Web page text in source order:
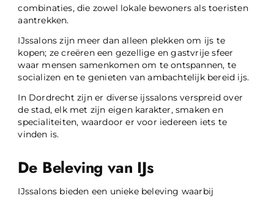
combinaties, die zowel lokale bewoners als toeristen
aantrekken.
IJssalons zijn meer dan alleen plekken om ijs te
kopen; ze creëren een gezellige en gastvrije sfeer
waar mensen samenkomen om te ontspannen, te
socializen en te genieten van ambachtelijk bereid ijs.
In Dordrecht zijn er diverse ijssalons verspreid over
de stad, elk met zijn eigen karakter, smaken en
specialiteiten, waardoor er voor iedereen iets te
vinden is.
De Beleving van IJs
IJssalons bieden een unieke beleving waarbij